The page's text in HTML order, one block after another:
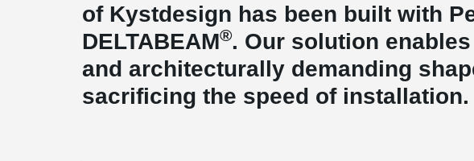
of Kystdesign has been built with
DELTABEAM®. Our solution
and architecturally demanding
sacrificing the speed of installation.